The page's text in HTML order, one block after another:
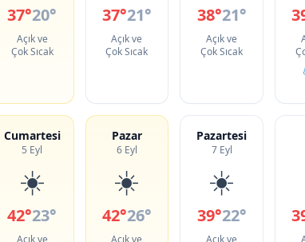
37°20°
Açık ve
Çok Sıcak
37°21°
Açık ve
Çok Sıcak
38°21°
Açık ve
Çok Sıcak
Cumartesi
5 Eyl
☀️
42°23°
Açık ve
Pazar
6 Eyl
☀️
42°26°
Açık ve
Pazartesi
7 Eyl
☀️
39°22°
Açık ve